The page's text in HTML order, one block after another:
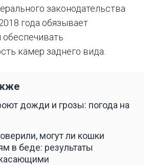
законодательства
года обязывает
обеспечивать
камер заднего вида.
дожди и грозы: погода на
могут ли кошки
в беде: результаты